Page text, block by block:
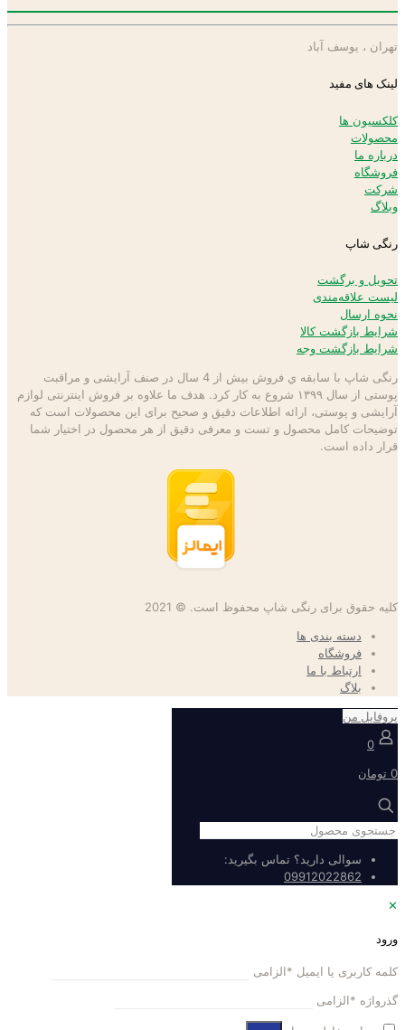
تهران ، یوسف آباد
لینک های مفید
کلکسیون ها
محصولات
درباره ما
فروشگاه
شرکت
وبلاگ
رنگی شاپ
تحویل و برگشت
لیست علاقه‌مندی
نحوه ارسال
شرایط بازگشت کالا
شرایط بازگشت وجه
رنگی شاپ با سابقه ي فروش بیش از 4 سال در صنف آرایشی و مراقبت
پوستی از سال ۱۳۹۹ شروع به كار كرد. هدف ما علاوه بر فروش اینترنتی لوازم
آرایشی و پوستی، ارائه اطلاعات دقیق و صحیح برای این محصولات است كه
توضيحات كامل محصول و تست و معرفی دقیق از هر محصول در اختيار شما
قرار داده است.
کلیه حقوق برای رنگی شاپ محفوظ است. © 2021
دسته بندی ها
فروشگاه
ارتباط با ما
بلاگ
پروفایل من
0
0 تومان
سوالی دارید؟ تماس بگیرید:
09912022862
✕
ورود
کلمه کاربری یا ایمیل *الزامی
گذرواژه *الزامی